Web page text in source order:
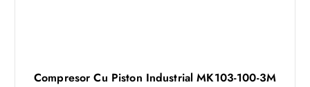
Compresor Cu Piston Industrial MK103-100-3M